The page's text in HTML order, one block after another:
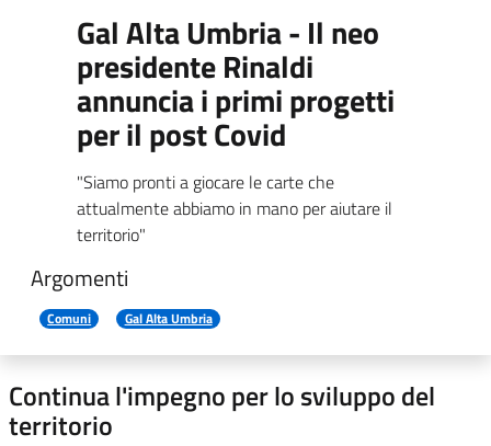
Gal Alta Umbria - Il neo
presidente Rinaldi
annuncia i primi progetti
per il post Covid
"Siamo pronti a giocare le carte che
attualmente abbiamo in mano per aiutare il
territorio"
Argomenti
Comuni Gal Alta Umbria
Continua l'impegno per lo sviluppo del
territorio